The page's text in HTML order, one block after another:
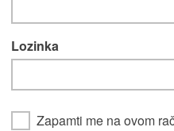
Lozinka
Zapamti me na ovom